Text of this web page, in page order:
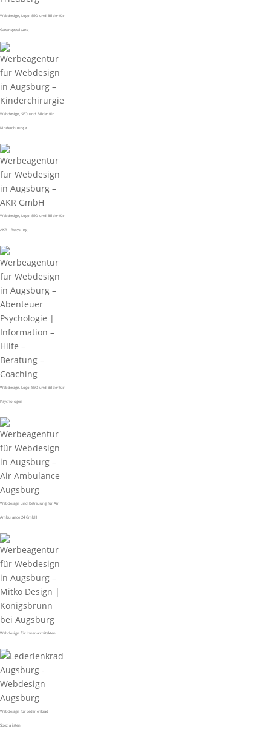
Webdesign, Logo, SEO und Bilder für
Gartengestaltung
Webdesign, SEO und Bilder für
Kinderchirurgie
Webdesign, Logo, SEO und Bilder für
AKR - Recycling
Webdesign, Logo, SEO und Bilder für
Psychologen
Webdesign und Betreuung für Air
Ambulance 24 GmbH
Webdesign für Innenarchitekten
Webdesign für Lederlenkrad
Spezialisten